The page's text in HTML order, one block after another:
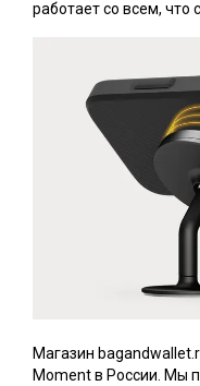
работает со всем, что
Магазин
Moment в России. Мы